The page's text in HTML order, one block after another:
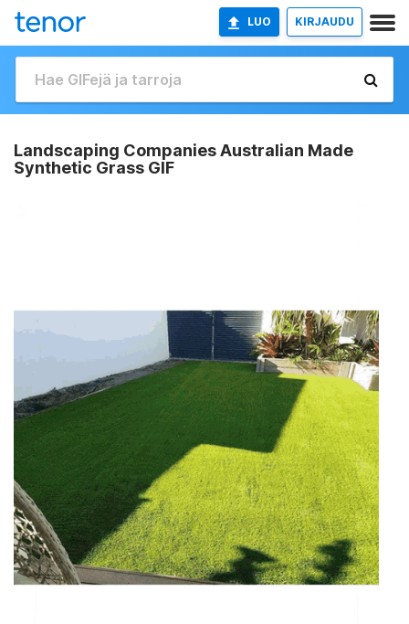
LUO KIRJAUDU
Landscaping Companies Australian Made
Synthetic Grass GIF